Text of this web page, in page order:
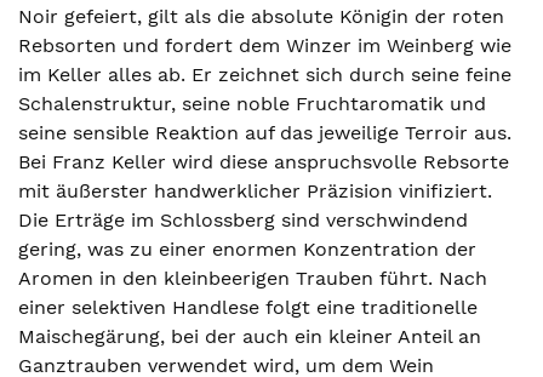
Noir gefeiert, gilt als die absolute Königin der roten
Rebsorten und fordert dem Winzer im Weinberg wie
im Keller alles ab. Er zeichnet sich durch seine feine
Schalenstruktur, seine noble Fruchtaromatik und
seine sensible Reaktion auf das jeweilige Terroir aus.
Bei Franz Keller wird diese anspruchsvolle Rebsorte
mit äußerster handwerklicher Präzision vinifiziert.
Die Erträge im Schlossberg sind verschwindend
gering, was zu einer enormen Konzentration der
Aromen in den kleinbeerigen Trauben führt. Nach
einer selektiven Handlese folgt eine traditionelle
Maischegärung, bei der auch ein kleiner Anteil an
Ganztrauben verwendet wird, um dem Wein